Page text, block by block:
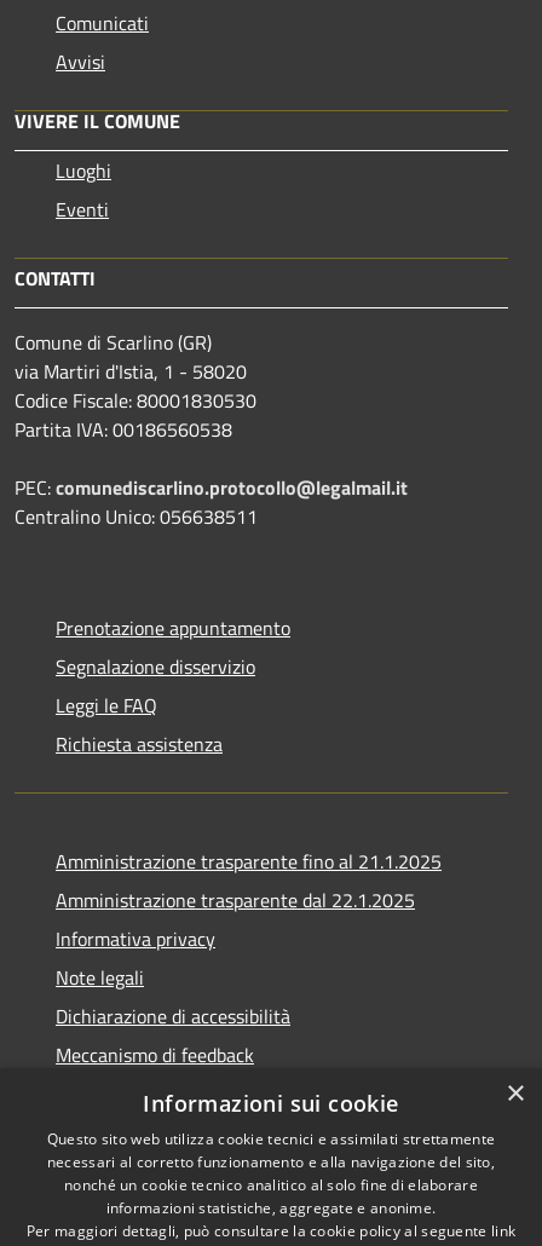
Comunicati
Avvisi
VIVERE IL COMUNE
Luoghi
Eventi
CONTATTI
Comune di Scarlino (GR)
via Martiri d'Istia, 1 - 58020
Codice Fiscale: 80001830530
Partita IVA: 00186560538
PEC:comunediscarlino.protocollo@legalmail.it
Centralino Unico: 056638511
Prenotazione appuntamento
Segnalazione disservizio
Leggi le FAQ
Richiesta assistenza
Amministrazione trasparente fino al 21.1.2025
Amministrazione trasparente dal 22.1.2025
Informativa privacy
Note legali
Dichiarazione di accessibilità
Meccanismo di feedback
Whistleblowing
Copyright © 2020 •
×
Informazioni sui cookie
Questo sito web utilizza cookie tecnici e assimilati strettamente
necessari al corretto funzionamento e alla navigazione del sito,
nonché un cookie tecnico analitico al solo fine di elaborare
informazioni statistiche, aggregate e anonime.
Per maggiori dettagli, può consultare la cookie policy al seguente link